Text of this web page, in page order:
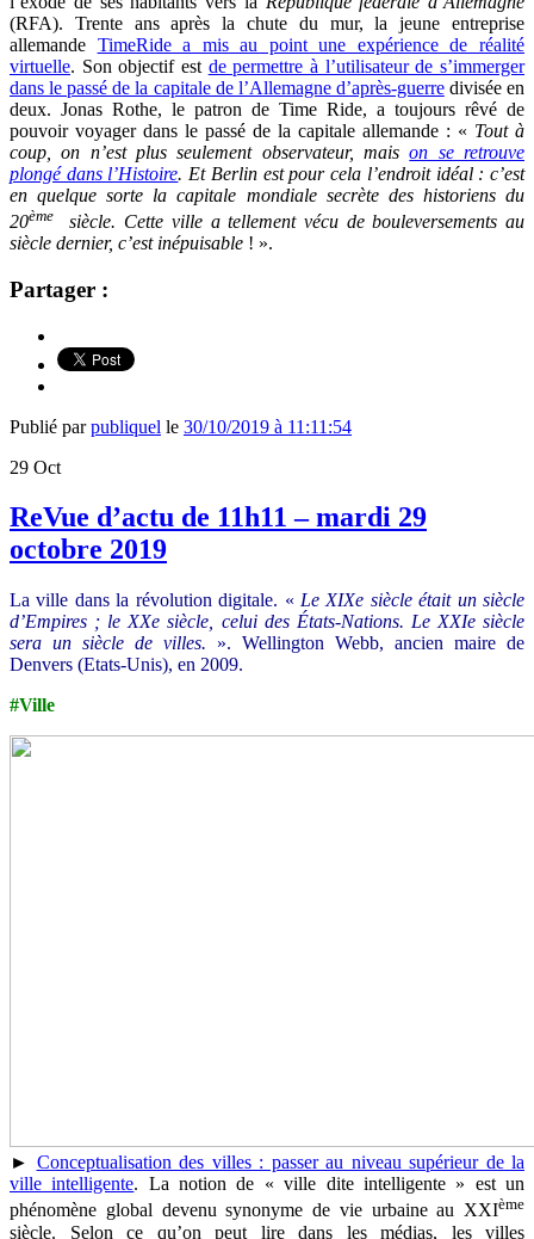
(RFA). Trente ans après la chute du mur, la jeune entreprise
allemande TimeRide a mis au point une expérience de réalité
virtuelle. Son objectif est de permettre à l’utilisateur de s’immerger
dans le passé de la capitale de l’Allemagne d’après-guerredivisée en
deux. Jonas Rothe, le patron de Time Ride, a toujours rêvé de
pouvoir voyager dans le passé de la capitale allemande : « Tout à
coup, on n’est plus seulement observateur, maison se retrouve
plongé dans l’Histoire. Et Berlin est pour cela l’endroit idéal : c’est
en quelque sorte la capitale mondiale secrète des historiens du
20ème siècle. Cette ville a tellement vécu de bouleversements au
siècle dernier, c’est inépuisable ! ».
Partager :
Publié parpubliquel le 30/10/2019 à 11:11:54
29 Oct
ReVue d’actu de 11h11 – mardi 29
octobre 2019
La ville dans la révolution digitale. « Le XIXe siècle était un siècle
d’Empires ; le XXe siècle, celui des États-Nations. Le XXIe siècle
sera un siècle de villes. ». Wellington Webb, ancien maire de
Denvers (Etats-Unis), en 2009.
#Ville
► Conceptualisation des villes : passer au niveau supérieur de la
ville intelligente. La notion de « ville dite intelligente » est un
phénomène global devenu synonyme de vie urbaine au XXIème
siècle. Selon ce qu’on peut lire dans les médias, les villes